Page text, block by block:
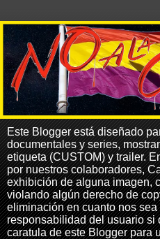
Este Blogger está diseñado
documentales y series,
etiqueta (CUSTOM) y trailer.
por nuestros colaboradores,
exhibición de alguna imagen,
violando algún derecho de
eliminación en cuanto nos
responsabilidad del usuario si
caratula de este Blogger para